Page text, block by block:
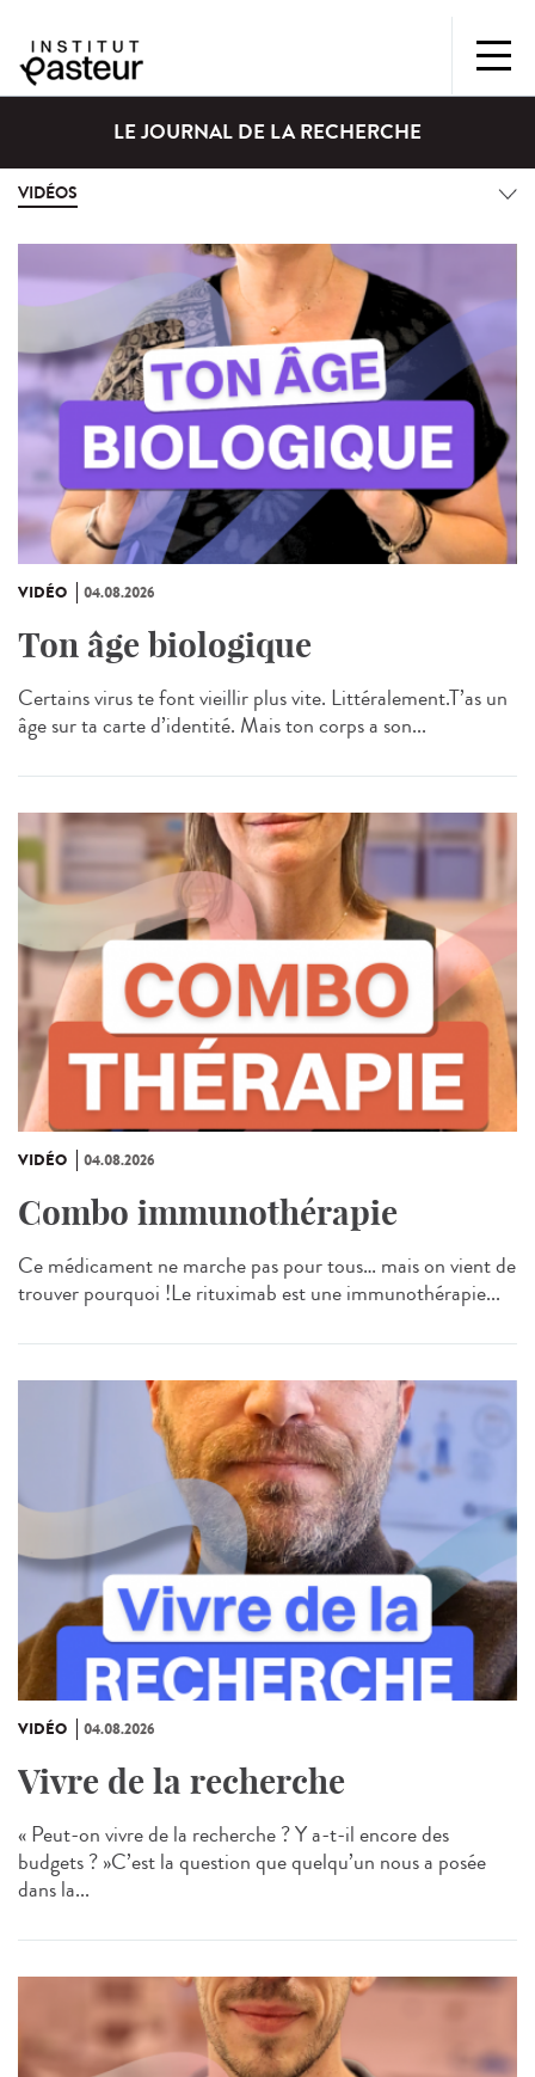
LE JOURNAL DE LA RECHERCHE
VIDÉOS
VIDÉO 04.08.2026
Ton âge biologique
Certains virus te font vieillir plus vite. Littéralement.T’as un
âge sur ta carte d’identité. Mais ton corps a son...
VIDÉO 04.08.2026
Combo immunothérapie
Ce médicament ne marche pas pour tous… mais on vient de
trouver pourquoi !Le rituximab est une immunothérapie...
VIDÉO 04.08.2026
Vivre de la recherche
« Peut-on vivre de la recherche ? Y a-t-il encore des
budgets ? »C’est la question que quelqu’un nous a posée
dans la...